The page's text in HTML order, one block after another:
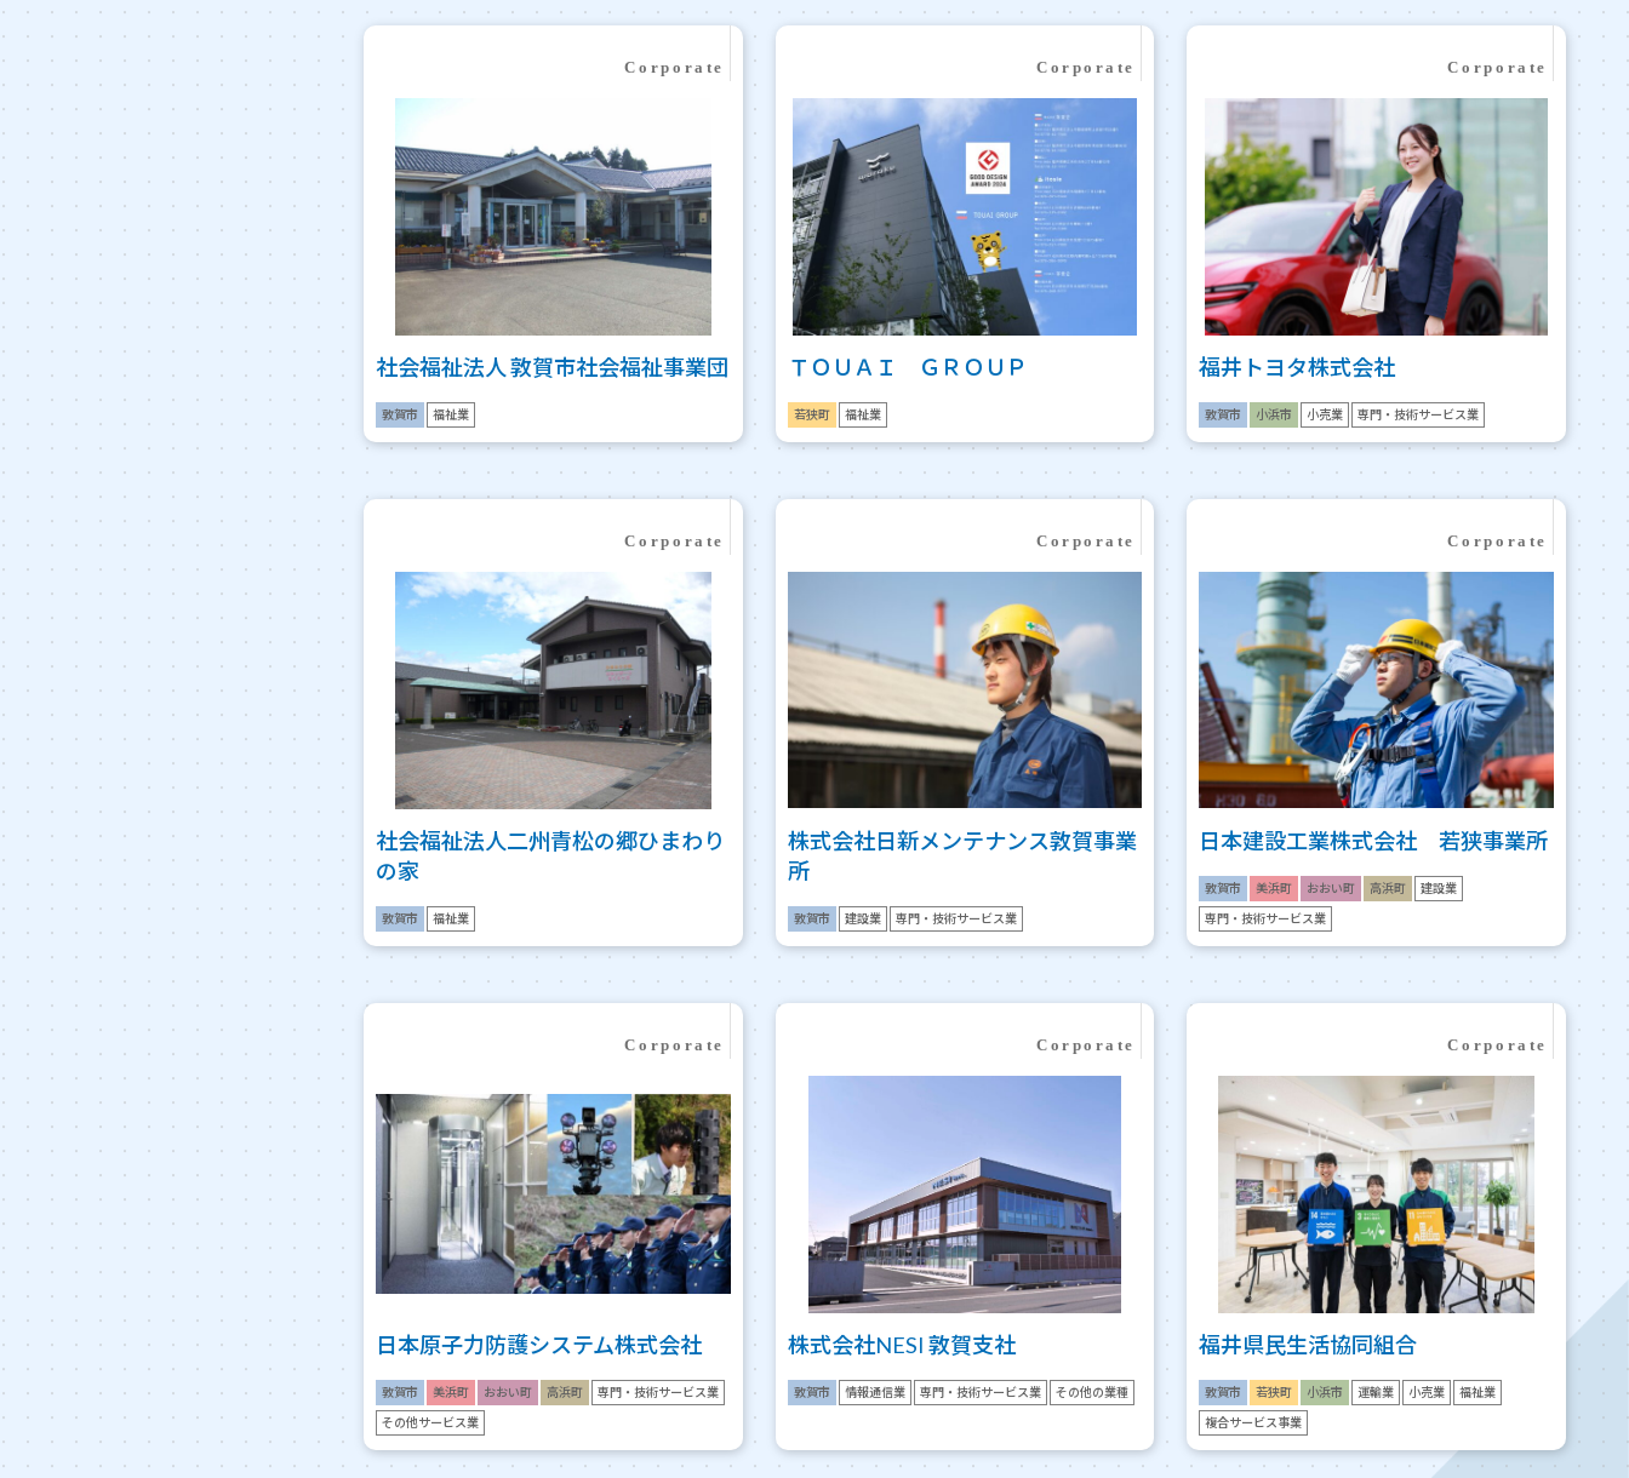
社会福祉法人 敦賀市社会福祉事業団
敦賀市 福祉業
ＴＯＵＡＩ ＧＲＯＵＰ
若狭町 福祉業
福井トヨタ株式会社
敦賀市 小浜市 小売業 専門・技術サービス業
社会福祉法人二州青松の郷ひまわり
の家
敦賀市 福祉業
株式会社日新メンテナンス敦賀事業
所
敦賀市 建設業 専門・技術サービス業
日本建設工業株式会社 若狭事業所
敦賀市 美浜町 おおい町 高浜町 建設業
専門・技術サービス業
日本原子力防護システム株式会社
敦賀市 美浜町 おおい町 高浜町 専門・技術サービス業
その他サービス業
株式会社NESI 敦賀支社
敦賀市 情報通信業 専門・技術サービス業 その他の業種
福井県民生活協同組合
敦賀市 若狭町 小浜市 運輸業 小売業 福祉業
複合サービス事業